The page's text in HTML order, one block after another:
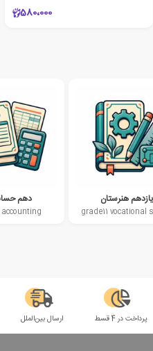
580،000
یازدهم هنرستان
grade11 vocational
دهم
accounting
پرداخت در 4 قسط ارسال بین‌الملل